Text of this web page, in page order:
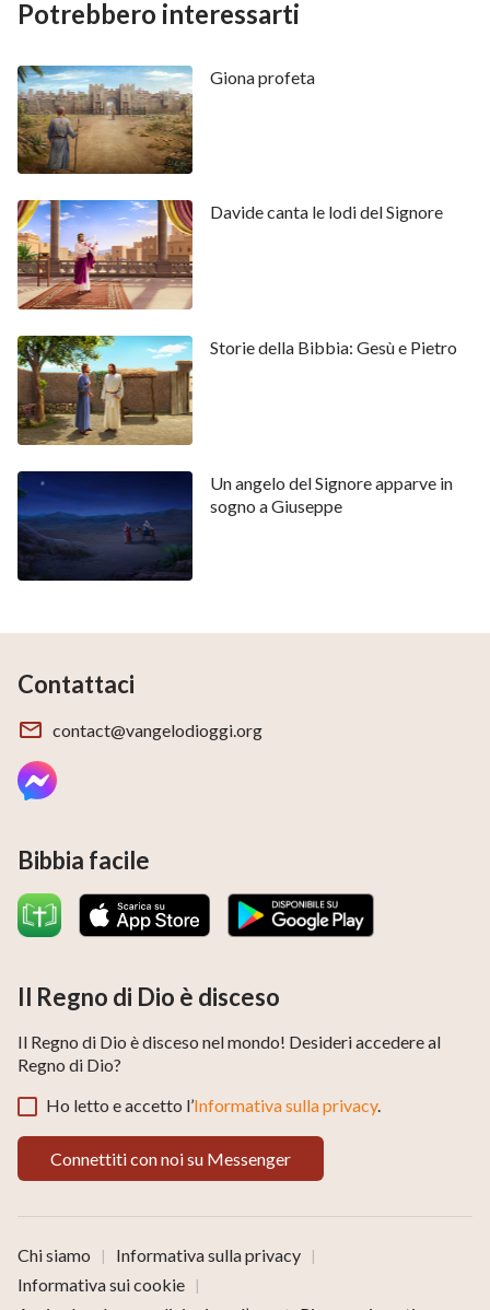
Potrebbero interessarti
Giona profeta
Davide canta le lodi del Signore
Storie della Bibbia: Gesù e Pietro
Un angelo del Signore apparve in
sogno a Giuseppe
Contattaci
contact@vangelodioggi.org
Bibbia facile
Il Regno di Dio è disceso
Il Regno di Dio è disceso nel mondo! Desideri accedere al
Regno di Dio?
Ho letto e accetto l’Informativa sulla privacy.
Connettiti con noi su Messenger
Chi siamo | Informativa sulla privacy |
Informativa sui cookie |